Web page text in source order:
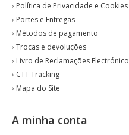
› Política de Privacidade e Cookies
› Portes e Entregas
› Métodos de pagamento
› Trocas e devoluções
› Livro de Reclamações Electrónico
› CTT Tracking
› Mapa do Site
A minha conta